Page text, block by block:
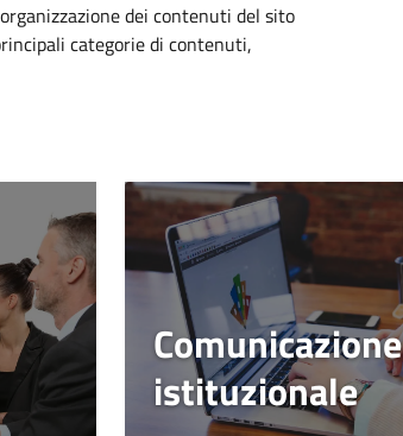
dei contenuti del sito
categorie di contenuti,
Comunicazione
istituzionale